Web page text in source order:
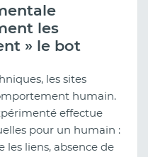
les
» le bot
les sites
humain.
effectue
pour un humain :
liens, absence de